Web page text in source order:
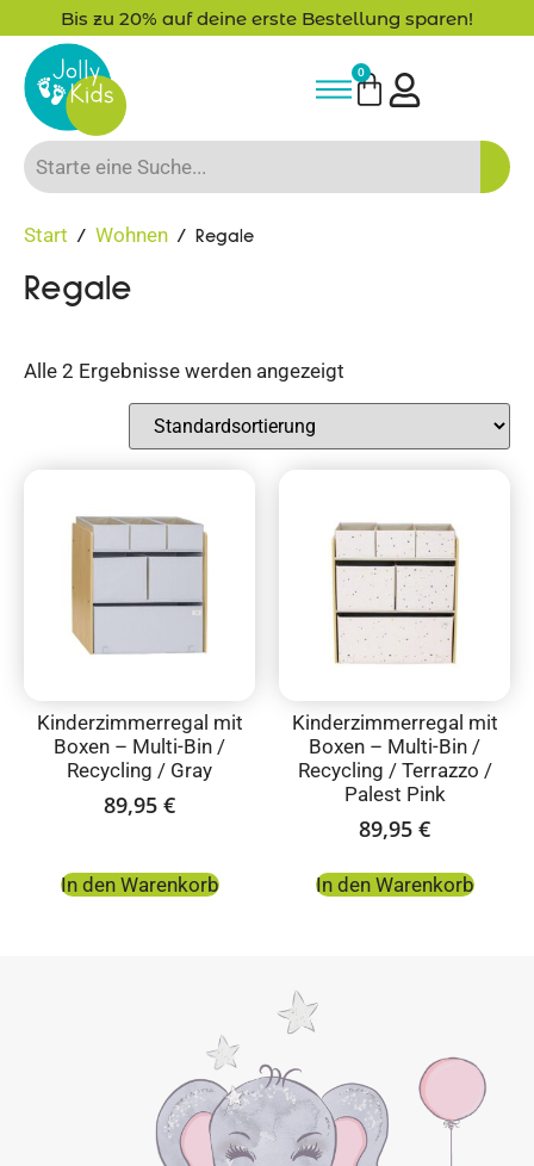
Bis zu 20% auf deine erste Bestellung sparen!
0
Start / Wohnen / Regale
Regale
Alle 2 Ergebnisse werden angezeigt
Kinderzimmerregal mit
Boxen – Multi-Bin /
Recycling / Gray
89,95 €
In den Warenkorb
Kinderzimmerregal mit
Boxen – Multi-Bin /
Recycling / Terrazzo /
Palest Pink
89,95 €
In den Warenkorb